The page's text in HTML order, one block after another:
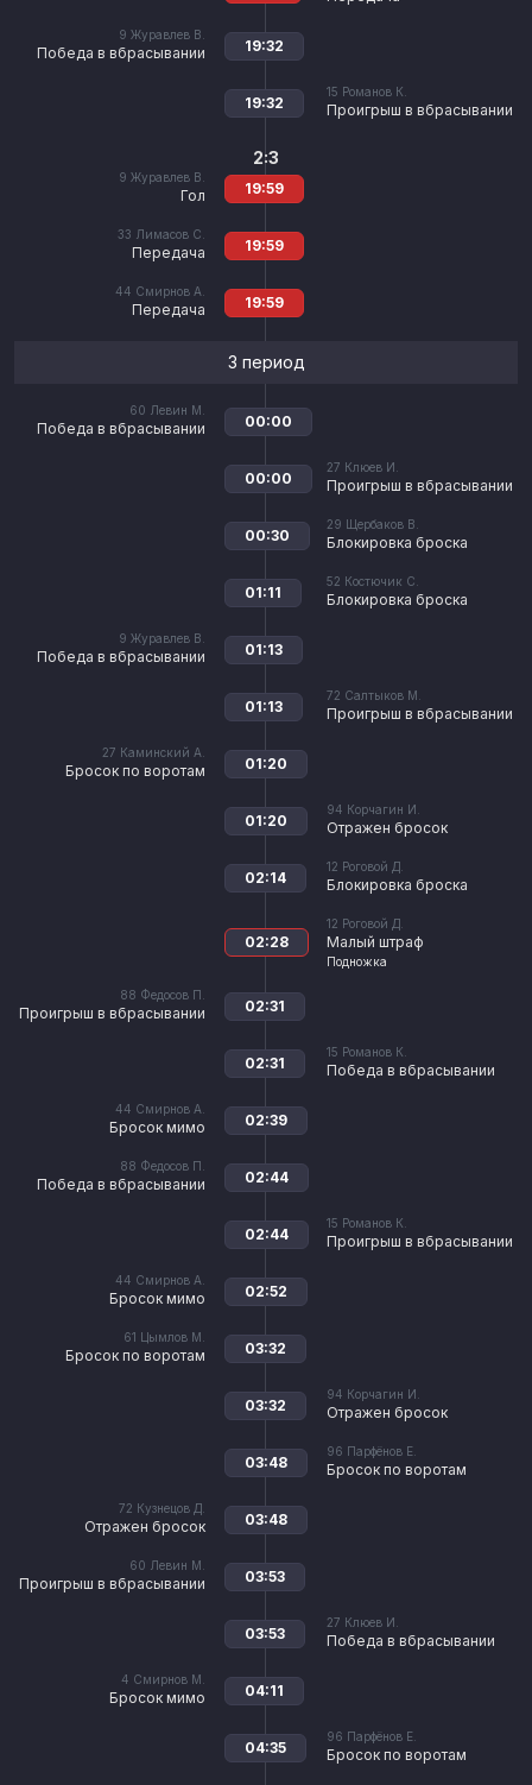
9 Журавлев В.
Победа в вбрасывании 19:32
15 Романов К.
Проигрыш в вбрасывании
19:32
9 Журавлев В.
Гол
2:3
19:59
33 Лимасов С.
Передача 19:59
44 Смирнов А.
Передача 19:59
3 период
60 Левин М.
Победа в вбрасывании 00:00
27 Клюев И.
Проигрыш в вбрасывании
00:00
29 Щербаков В.
Блокировка броска
00:30
52 Костючик С.
Блокировка броска
01:11
9 Журавлев В.
Победа в вбрасывании 01:13
72 Салтыков М.
Проигрыш в вбрасывании
01:13
27 Каминский А.
Бросок по воротам 01:20
94 Корчагин И.
Отражен бросок
01:20
12 Роговой Д.
Блокировка броска
02:14
12 Роговой Д.
Малый штраф
Подножка
02:28
88 Федосов П.
Проигрыш в вбрасывании 02:31
15 Романов К.
Победа в вбрасывании
02:31
44 Смирнов А.
Бросок мимо 02:39
88 Федосов П.
Победа в вбрасывании 02:44
15 Романов К.
Проигрыш в вбрасывании
02:44
44 Смирнов А.
Бросок мимо 02:52
61 Цымлов М.
Бросок по воротам 03:32
94 Корчагин И.
Отражен бросок
03:32
96 Парфёнов Е.
Бросок по воротам
03:48
72 Кузнецов Д.
Отражен бросок 03:48
60 Левин М.
Проигрыш в вбрасывании 03:53
27 Клюев И.
Победа в вбрасывании
03:53
4 Смирнов М.
Бросок мимо 04:11
96 Парфёнов Е.
Бросок по воротам
04:35